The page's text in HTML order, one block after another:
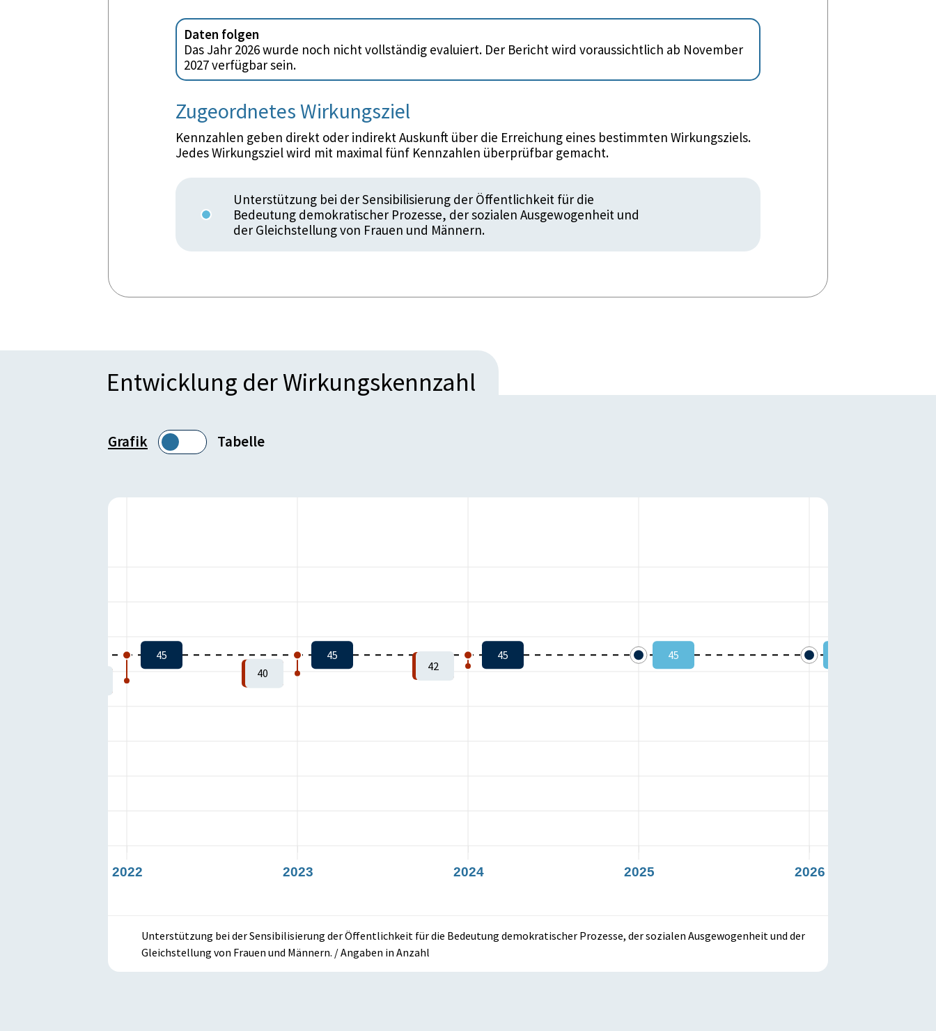
Daten folgen
Das Jahr 2026 wurde noch nicht vollständig evaluiert. Der Bericht wird voraussichtlich ab November
2027 verfügbar sein.
Zugeordnetes Wirkungsziel
Kennzahlen geben direkt oder indirekt Auskunft über die Erreichung eines bestimmten Wirkungsziels.
Jedes Wirkungsziel wird mit maximal fünf Kennzahlen überprüfbar gemacht.
Unterstützung bei der Sensibilisierung der Öffentlichkeit für die
Bedeutung demokratischer Prozesse, der sozialen Ausgewogenheit und
der Gleichstellung von Frauen und Männern.
Entwicklung der Wirkungskennzahl
Grafik Tabelle
2022 2023 2024 2025 2026
45
40
45
42
45 45
Unterstützung bei der Sensibilisierung der Öffentlichkeit für die Bedeutung demokratischer Prozesse, der sozialen Ausgewogenheit und der
Gleichstellung von Frauen und Männern. / Angaben in Anzahl